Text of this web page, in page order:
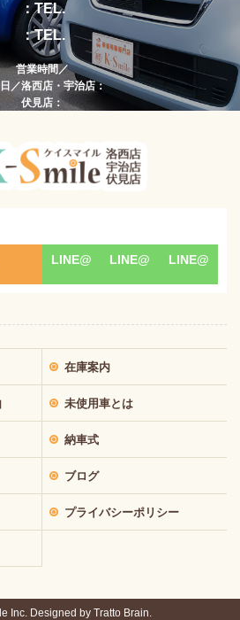
：TEL.
：TEL.
営業時間／
／洛西店・宇治店：
伏見店：
LINE@ LINE@ LINE@
在庫案内
未使用車とは
納車式
ブログ
プライバシーポリシー
Inc. Designed by Tratto Brain.